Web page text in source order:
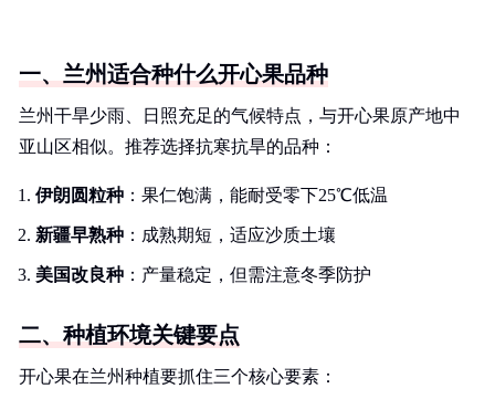
一、兰州适合种什么开心果品种
兰州干旱少雨、日照充足的气候特点，与开心果原产地中
亚山区相似。推荐选择抗寒抗旱的品种：
伊朗圆粒种 ：果仁饱满，能耐受零下25℃低温
新疆早熟种 ：成熟期短，适应沙质土壤
美国改良种 ：产量稳定，但需注意冬季防护
二、种植环境关键要点
开心果在兰州种植要抓住三个核心要素：